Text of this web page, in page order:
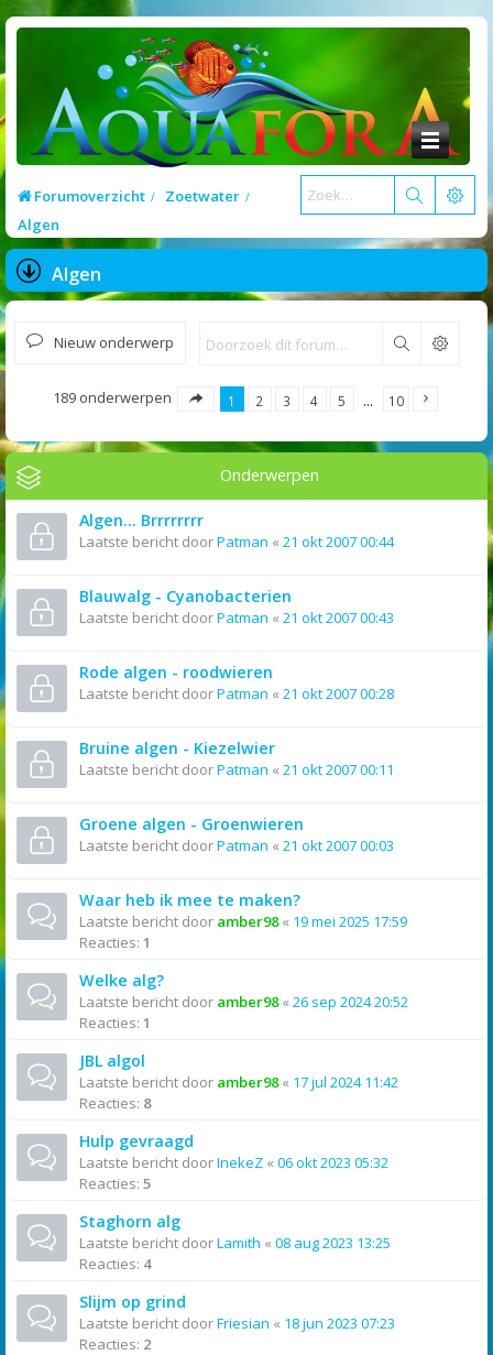
Forumoverzicht
Zoetwater
Algen
Algen
Nieuw onderwerp Zoek
189 onderwerpen 1 2 3 4 5 … 10
Onderwerpen
Algen... Brrrrrrrr
Laatste bericht doorPatman « 21 okt 2007 00:44
Blauwalg - Cyanobacterien
Laatste bericht doorPatman « 21 okt 2007 00:43
Rode algen - roodwieren
Laatste bericht doorPatman « 21 okt 2007 00:28
Bruine algen - Kiezelwier
Laatste bericht doorPatman « 21 okt 2007 00:11
Groene algen - Groenwieren
Laatste bericht doorPatman « 21 okt 2007 00:03
Waar heb ik mee te maken?
Laatste bericht door amber98« 19 mei 2025 17:59
Reacties: 1
Welke alg?
Laatste bericht door amber98« 26 sep 2024 20:52
Reacties: 1
JBL algol
Laatste bericht door amber98« 17 jul 2024 11:42
Reacties: 8
Hulp gevraagd
Laatste bericht doorInekeZ « 06 okt 2023 05:32
Reacties: 5
Staghorn alg
Laatste bericht doorLamith « 08 aug 2023 13:25
Reacties: 4
Slijm op grind
Laatste bericht doorFriesian « 18 jun 2023 07:23
Reacties: 2